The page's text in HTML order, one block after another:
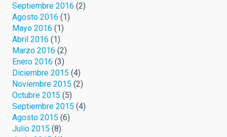
Septiembre 2016 (2)
Agosto 2016 (1)
Mayo 2016 (1)
Abril 2016 (1)
Marzo 2016 (2)
Enero 2016 (3)
Diciembre 2015 (4)
Noviembre 2015 (2)
Octubre 2015 (5)
Septiembre 2015 (4)
Agosto 2015 (6)
Julio 2015 (8)